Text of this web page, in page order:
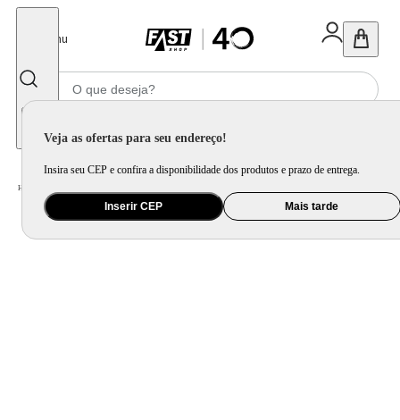
Menu
Veja as ofertas para seu endereço!
Insira seu CEP e confira a disponibilidade dos produtos e prazo de entrega.
Inserir CEP Mais tarde
Home